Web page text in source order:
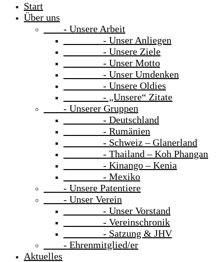
Start
Über uns
- Unsere Arbeit
- Unser Anliegen
- Unsere Ziele
- Unser Motto
- Unser Umdenken
- Unsere Oldies
- „Unsere“ Zitate
- Unserer Gruppen
- Deutschland
- Rumänien
- Schweiz – Glanerland
- Thailand – Koh Phangan
- Kinango – Kenia
- Mexiko
- Unsere Patentiere
- Unser Verein
- Unser Vorstand
- Vereinschronik
- Satzung & JHV
- Ehrenmitglied/er
Aktuelles